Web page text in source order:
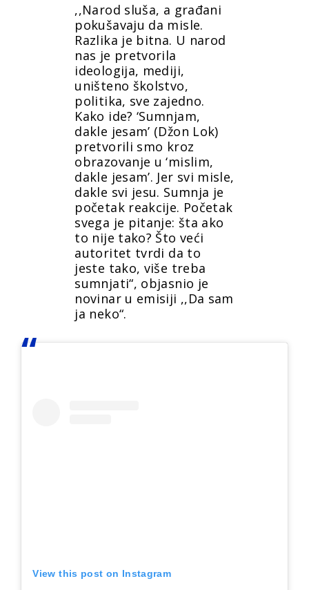
,,Narod sluša, a građani
pokušavaju da misle.
Razlika je bitna. U narod
nas je pretvorila
ideologija, mediji,
uništeno školstvo,
politika, sve zajedno.
Kako ide? ‘Sumnjam,
dakle jesam’ (Džon Lok)
pretvorili smo kroz
obrazovanje u ‘mislim,
dakle jesam’. Jer svi misle,
dakle svi jesu. Sumnja je
početak reakcije. Početak
svega je pitanje: šta ako
to nije tako? Što veći
autoritet tvrdi da to
jeste tako, više treba
sumnjati“, objasnio je
novinar u emisiji ,,Da sam
ja neko“.
View this post on Instagram